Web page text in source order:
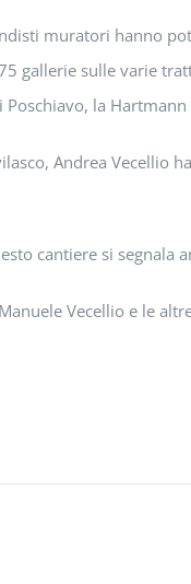
muratori hanno
gallerie sulle varie
la
Andrea Vecellio
cantiere si
Vecellio e le